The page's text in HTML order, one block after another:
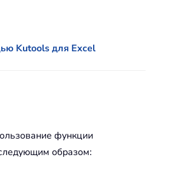
Kutools для Excel
функции
образом: